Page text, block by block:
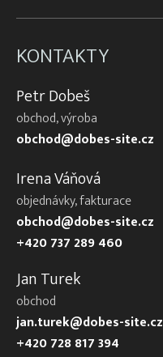
KONTAKTY
Petr Dobeš
obchod, výroba
obchod@dobes-site.cz
Irena Váňová
objednávky, fakturace
obchod@dobes-site.cz
+420 737 289 460
Jan Turek
obchod
jan.turek@dobes-site.cz
+420 728 817 394